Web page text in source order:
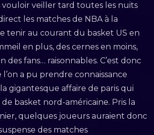
veiller tard toutes les nuits
les matches de NBA à la
tenir au courant du basket US en
en plus, des cernes en moins,
des fans… raisonnables. C’est donc
a pu prendre connaissance
gigantesque affaire de paris qui
basket nord-américaine. Pris la
quelques joueurs auraient donc
des matches